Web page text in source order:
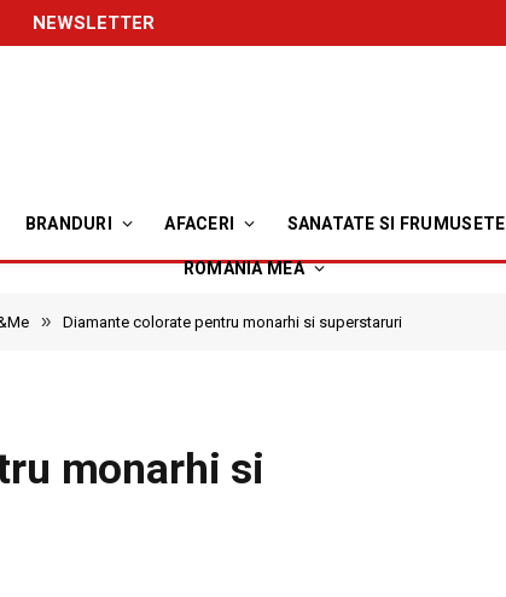
NEWSLETTER
BRANDURI AFACERI SANATATE SI FRUMUSETE
ROMANIA MEA
» Diamante colorate pentru monarhi si superstaruri
monarhi si